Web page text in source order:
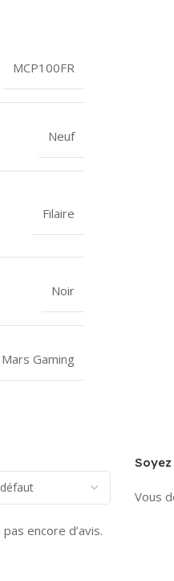
MCP100FR
Neuf
Filaire
Noir
Mars Gaming
pas encore d’avis.
Vous